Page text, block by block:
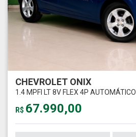
CHEVROLET ONIX
1.4 MPFI LT 8V FLEX 4P AUTOMÁTICO
R$ 67.990,00